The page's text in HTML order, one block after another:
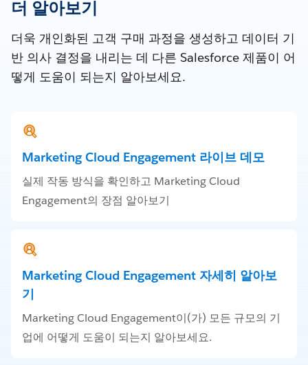
더 알아보기
더욱 개인화된 고객 구매 과정을 생성하고 데이터 기
반 의사 결정을 내리는 데 다른 Salesforce 제품이 어
떻게 도움이 되는지 알아보세요.
Marketing Cloud Engagement 라이브 데모
실제 작동 방식을 확인하고 Marketing Cloud
Engagement의 장점 알아보기
Marketing Cloud Engagement 자세히 알아보
기
Marketing Cloud Engagement이(가) 모든 규모의 기
업에 어떻게 도움이 되는지 알아보세요.